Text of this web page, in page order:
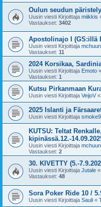
Oulun seudun
Uusin viesti Kirjoittaja miikkis
Vastaukset: 3402
Apostolinajo I (GS:illä
Uusin viesti Kirjoittaja
Vastaukset: 11
2024 Korsikaa,
Uusin viesti Kirjoittaja Emoto «
Vastaukset: 1
Kutsu Pirkanmaan
Uusin viesti Kirjoittaja VeijoV «
2025 Islanti ja
Uusin viesti Kirjoittaja
KUTSU: Teltat
kipinässä.12.-
Uusin viesti Kirjoittaja
Vastaukset: 2
30. KIVETTY (5.-
Uusin viesti Kirjoittaja Jutale «
Vastaukset: 48
Sora Poker Ride 10 /
Uusin viesti Kirjoittaja Sauli «